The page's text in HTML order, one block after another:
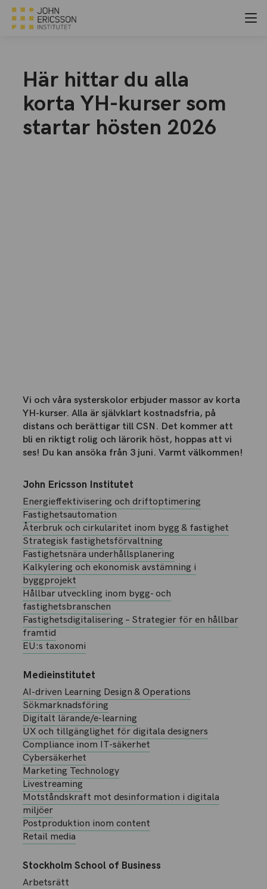
Här hittar du alla
korta YH-kurser som
startar hösten 2026
Vi och våra systerskolor erbjuder massor av korta
YH-kurser. Alla är självklart kostnadsfria, på
distans och berättigar till CSN. Det kommer att
bli en riktigt rolig och lärorik höst, hoppas att vi
ses! Du kan ansöka från 3 juni. Varmt välkommen!
John Ericsson Institutet
Energieffektivisering och driftoptimering
Fastighetsautomation
Återbruk och cirkularitet inom bygg & fastighet
Strategisk fastighetsförvaltning
Fastighetsnära underhållsplanering
Kalkylering och ekonomisk avstämning i
byggprojekt
Hållbar utveckling inom bygg- och
fastighetsbranschen
Fastighetsdigitalisering – Strategier för en hållbar
framtid
EU:s taxonomi
Medieinstitutet
AI-driven Learning Design & Operations
Sökmarknadsföring
Digitalt lärande/e-learning
UX och tillgänglighet för digitala designers
Compliance inom IT-säkerhet
Cybersäkerhet
Marketing Technology
Livestreaming
Motståndskraft mot desinformation i digitala
miljöer
Postproduktion inom content
Retail media
Stockholm School of Business
Arbetsrätt